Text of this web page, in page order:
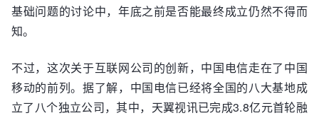
基础问题的讨论中，年底之前是否能最终成立仍然不得而
知。
不过，这次关于互联网公司的创新，中国电信走在了中国
移动的前列。据了解，中国电信已经将全国的八大基地成
立了八个独立公司，其中，天翼视讯已完成3.8亿元首轮融